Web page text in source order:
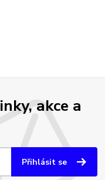
akce a
Přihlásit se